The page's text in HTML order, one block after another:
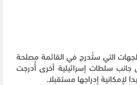
التي ستُدرج في القائمة مصلحة
جانب سلطات إسرائيلية أخرى أُدرجت
لإمكانية إدراجها مستقبلا.